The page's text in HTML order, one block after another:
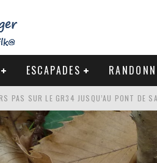
ESCAPADES
DE LA BAULE
À LA CÔTE SAUVAGE DU CROISIC
NAZAIRE : PAS À PAS VERS MES